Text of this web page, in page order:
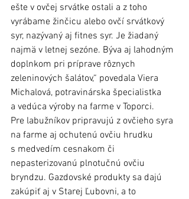
ešte v ovčej srvátke ostali a z toho
vyrábame žinčicu alebo ovčí srvátkový
syr, nazývaný aj fitnes syr. Je žiadaný
najmä v letnej sezóne. Býva aj lahodným
doplnkom pri príprave rôznych
zeleninových šalátov,“ povedala Viera
Michalová, potravinárska špecialistka
a vedúca výroby na farme v Toporci.
Pre labužníkov pripravujú z ovčieho syra
na farme aj ochutenú ovčiu hrudku
s medvedím cesnakom či
nepasterizovanú plnotučnú ovčiu
bryndzu. Gazdovské produkty sa dajú
zakúpiť aj v Starej Ľubovni, a to